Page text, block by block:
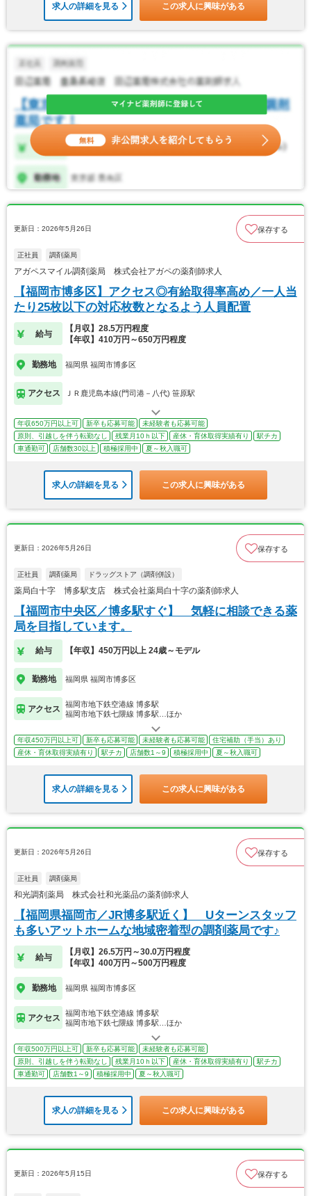
求人の詳細を見る この求人に興味がある
更新日：2026年5月26日 保存する
正社員 調剤薬局
アガペスマイル調剤薬局 株式会社アガペの薬剤師求人
【福岡市博多区】アクセス◎有給取得率高め／一人当
たり25枚以下の対応枚数となるよう人員配置
給与
【月収】28.5万円程度
【年収】410万円～650万円程度
勤務地 福岡県 福岡市博多区
アクセス ＪＲ鹿児島本線(門司港－八代) 笹原駅
年収650万円以上可 新卒も応募可能
未経験者も応募可能
原則、引越しを伴う転勤なし
残業月10ｈ以下 産休・育休取得実績有り
駅チカ
車通勤可
店舗数30以上 積極採用中 夏～秋入職可
求人の詳細を見る この求人に興味がある
更新日：2026年5月26日 保存する
正社員 調剤薬局 ドラッグストア（調剤併設）
薬局白十字 博多駅支店 株式会社薬局白十字の薬剤師求人
【福岡市中央区／博多駅すぐ】 気軽に相談できる薬
局を目指しています。
給与 【年収】450万円以上 24歳～モデル
勤務地 福岡県 福岡市博多区
アクセス
福岡市地下鉄空港線 博多駅
福岡市地下鉄七隈線 博多駅…ほか
年収450万円以上可 新卒も応募可能 未経験者も応募可能
住宅補助（手当）あり
産休・育休取得実績有り
駅チカ 店舗数1～9 積極採用中 夏～秋入職可
求人の詳細を見る この求人に興味がある
更新日：2026年5月26日 保存する
正社員 調剤薬局
和光調剤薬局 株式会社和光薬品の薬剤師求人
【福岡県福岡市／JR博多駅近く】 Uターンスタッフ
も多いアットホームな地域密着型の調剤薬局です♪
給与
【月収】26.5万円～30.0万円程度
【年収】400万円～500万円程度
勤務地 福岡県 福岡市博多区
アクセス
福岡市地下鉄空港線 博多駅
福岡市地下鉄七隈線 博多駅…ほか
年収500万円以上可 新卒も応募可能
未経験者も応募可能
原則、引越しを伴う転勤なし
残業月10ｈ以下 産休・育休取得実績有り
駅チカ
車通勤可
店舗数1～9 積極採用中 夏～秋入職可
求人の詳細を見る この求人に興味がある
更新日：2026年5月15日 保存する